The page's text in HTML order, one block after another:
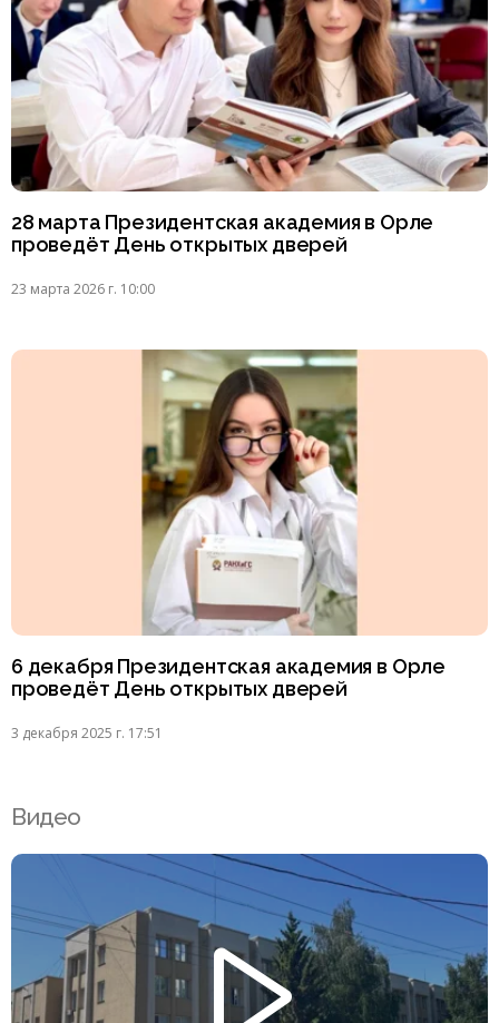
28 марта Президентская академия в Орле
проведёт День открытых дверей
23 марта 2026 г. 10:00
6 декабря Президентская академия в Орле
проведёт День открытых дверей
3 декабря 2025 г. 17:51
Видео